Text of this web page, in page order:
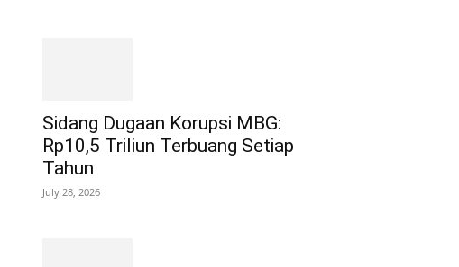
Sidang Dugaan Korupsi MBG:
Rp10,5 Triliun Terbuang Setiap
Tahun
July 28, 2026